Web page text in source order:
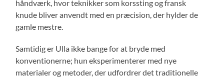
håndværk, hvor teknikker som korssting og fransk
knude bliver anvendt med en præcision, der hylder de
gamle mestre.
Samtidig er Ulla ikke bange for at bryde med
konventionerne; hun eksperimenterer med nye
materialer og metoder, der udfordrer det traditionelle